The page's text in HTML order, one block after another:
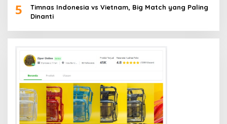
5
Timnas Indonesia vs Vietnam, Big Match yang Paling
Dinanti